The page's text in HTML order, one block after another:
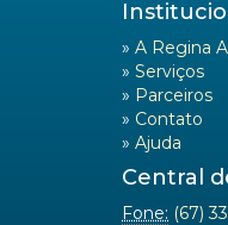
» A Regina
» Serviços
» Parceiros
» Contato
» Ajuda
Central
Fone: (67)